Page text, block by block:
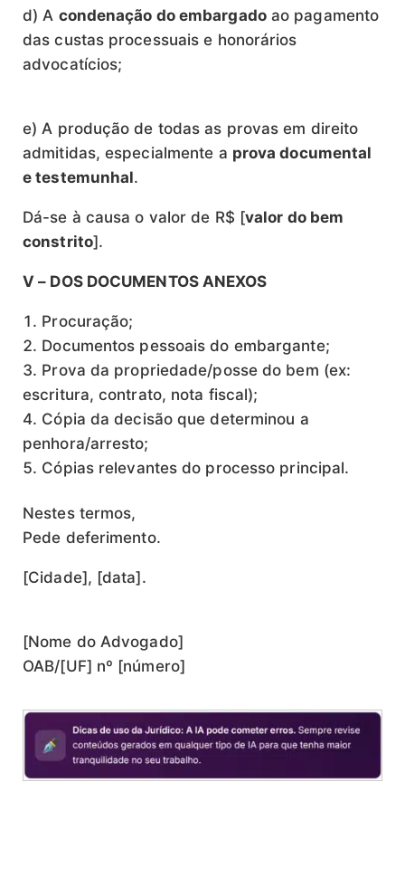
d) A condenação do embargadoao pagamento
das custas processuais e honorários
advocatícios;
e) A produção de todas as provas em direito
admitidas, especialmente a prova documental
e testemunhal.
Dá-se à causa o valor de R$ [valor do bem
constrito].
V – DOS DOCUMENTOS ANEXOS
Procuração;
Documentos pessoais do embargante;
Prova da propriedade/posse do bem (ex:
escritura, contrato, nota fiscal);
Cópia da decisão que determinou a
penhora/arresto;
Cópias relevantes do processo principal.
Nestes termos,
Pede deferimento.
[Cidade], [data].
[Nome do Advogado]
OAB/[UF] nº [número]